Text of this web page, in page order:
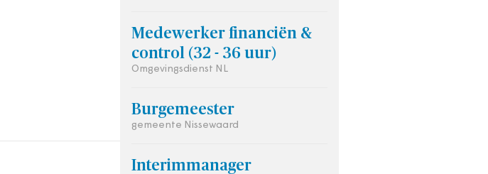
Medewerker financiën &
control (32 - 36 uur)
Omgevingsdienst NL
Burgemeester
gemeente Nissewaard
Interimmanager